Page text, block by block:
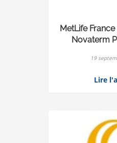
MetLife
Novaterm
19
Lire